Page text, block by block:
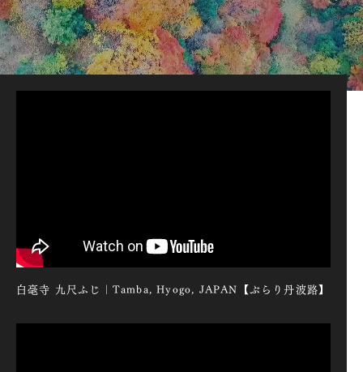
白毫寺 九尺ふじ｜Tamba, Hyogo, JAPAN【ぶらり丹波路】